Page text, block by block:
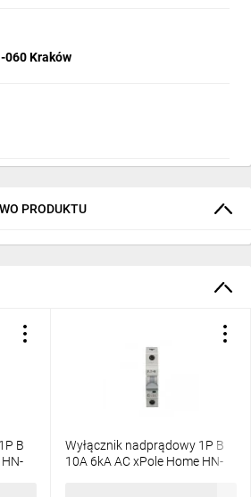
060 Kraków
PRODUKTU
B
Wyłącznik nadprądowy 1P B
10A 6kA AC xPole Home HN-